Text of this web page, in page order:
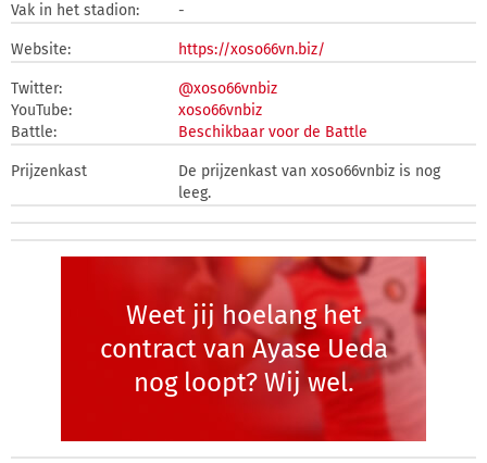
Vak in het stadion: -
Website: https://xoso66vn.biz/
Twitter:
@xoso66vnbiz
YouTube:
xoso66vnbiz
Battle:
Beschikbaar voor de Battle
Prijzenkast
De prijzenkast van xoso66vnbiz is nog
leeg.
Weet jij hoelang het
contract van Ayase Ueda
nog loopt? Wij wel.